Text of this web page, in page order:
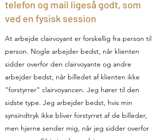
telefon og mail ligeså godt, som
ved en fysisk session
At arbejde clairvoyant er forskellig fra person til
person. Nogle arbejder bedst, når klienten
sidder overfor den clairvoyante og andre
arbejder bedst, når billedet af klienten ikke
"forstyrrer" clairvoyancen. Jeg hører til den
sidste type. Jeg arbejder bedst, hvis min
synsindtryk ikke bliver forstyrret af de billeder,
men hjerne sender mig, når jeg sidder overfor